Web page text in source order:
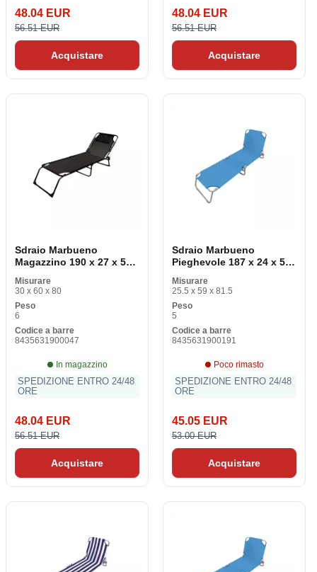
48.04 EUR
56.51 EUR
Acquistare
48.04 EUR
56.51 EUR
Acquistare
Sdraio Marbueno
Magazzino 190 x 27 x 58
Misurare
30 x 60 x 80
Peso
6
Codice a barre
8435631900047
In magazzino
SPEDIZIONE ENTRO 24/48
ORE
48.04 EUR
56.51 EUR
Acquistare
Sdraio Marbueno
Pieghevole 187 x 24 x 55
Misurare
25.5 x 59 x 81.5
Peso
5
Codice a barre
8435631900191
Poco rimasto
SPEDIZIONE ENTRO 24/48
ORE
45.05 EUR
53.00 EUR
Acquistare